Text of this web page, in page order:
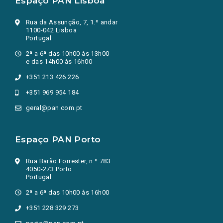
Rua da Assunção, 7, 1.º andar
1100-042 Lisboa
Portugal
2ª a 6ª das 10h00 às 13h00
e das 14h00 às 16h00
+351 213 426 226
+351 969 954 184
geral@pan.com.pt
Espaço PAN Porto
Rua Barão Forrester, n.º 783
4050-273 Porto
Portugal
2ª a 6ª das 10h00 às 16h00
+351 228 329 273